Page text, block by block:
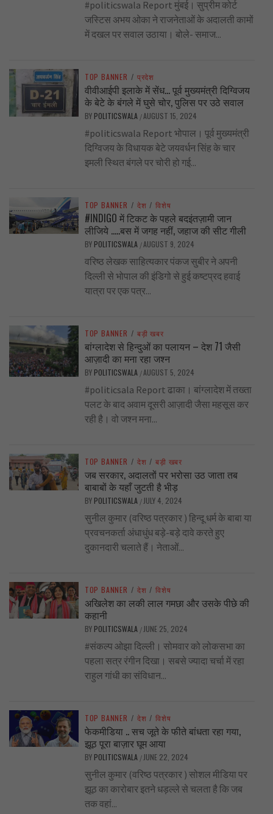
#politicswala Report मुंबई। सुप्रीम कोर्ट
जस्टिस अभय ओका ने राजनेताओं के अदालती कामों
में दखल पर सवाल उठाया। बोले- समाज...
TOP BANNER / प्रदेश
वीवीआईपी इलाके में सेंध… पूर्व मुख्यमंत्री दिग्विजय
के बेटे के बंगले में घुसे चोर, पुलिस पर उठे सवाल
BY POLITICSWALA /AUGUST 15, 2024
#politicswala Report भोपाल। पूर्व मुख्यमंत्री
दिग्विजय के विधायक बेटे जयवर्धन सिंह के चार
इमली स्थित बंगले पर चोरी हो गई...
TOP BANNER / देश / विशेष
#INDIGO में टिकट के पहले बदइंतज़ामी जान
लीजिये …..बस में जगह नहीं, जहाज की सीट गीली
BY POLITICSWALA /AUGUST 9, 2024
वरिष्ठ लेखक साहित्यकार पंकज सुबीर ने अपनी
दिल्ली से भोपाल की इंडिगो से हुई कष्टप्रद हवाई
यात्रा पर एक पत्र...
TOP BANNER / बड़ी खबर
बांग्लादेश से हिन्दुओं का पलायन – देश 71 जैसी
आज़ादी का मना रहा जश्न
BY POLITICSWALA /AUGUST 5, 2024
#politicsala Report ढाका। बांग्लादेश में तख्ता
पलट के बाद अवाम दूसरी आज़ादी जैसा महसूस कर
रही है। वो जश्न मना...
TOP BANNER / देश / बड़ी खबर
जब सरकार, अदालतों पर भरोसा उठ जाता तब
बाबाबों के यहाँ जुटती है भीड़
BY POLITICSWALA / JULY 4, 2024
सुनील कुमार (वरिष्ठ पत्रकार ) हिन्दू धर्म के बाबा या
प्रवचनकर्ता अंधाधुंध बड़े-बड़े दावे करते हुए
दुकानदारी चलाते हैं। नेताओं...
TOP BANNER / देश / विशेष
अखिलेश का लकी लाल गमछा और उसके पीछे की
कहानी
BY POLITICSWALA / JUNE 25, 2024
#संकल्प ओझा दिल्ली। सोमवार को लोकसभा का
पहला सत्र रंगीन दिखा। सबसे ज्यादा चर्चा में रहा
राहुल गांधी का संविधान...
TOP BANNER / देश / विशेष
फेकमीडिया .. सच जूते के फीते बांधता रहा गया,
झूठ पूरा बाज़ार घूम आया
BY POLITICSWALA / JUNE 22, 2024
सुनील कुमार (वरिष्ठ पत्रकार ) सोशल मीडिया पर
झूठ का कारोबार इतने धड़ल्ले से चलता है कि जब
तक वहां...